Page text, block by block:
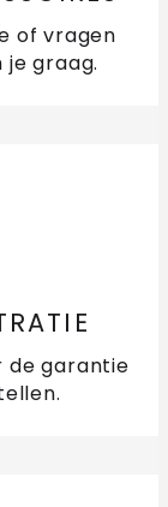
of vragen
je graag.
de garantie